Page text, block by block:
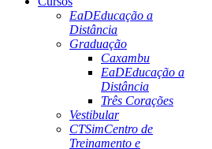
EaDEducação a
Distância
Graduação
Caxambu
EaDEducação a
Distância
Três Corações
Vestibular
CTSimCentro de
Treinamento e